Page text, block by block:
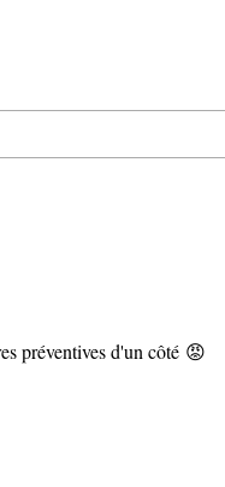
préventives d'un côté 😡